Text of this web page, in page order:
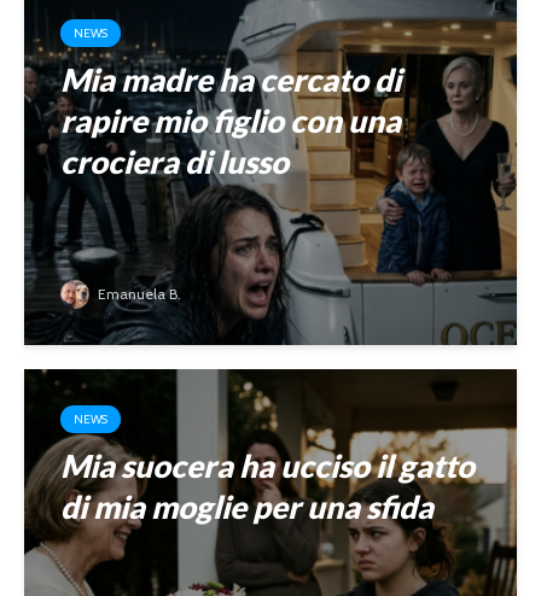
NEWS
Mia madre ha cercato di
rapire mio figlio con una
crociera di lusso
Emanuela B.
NEWS
Mia suocera ha ucciso il gatto
di mia moglie per una sfida